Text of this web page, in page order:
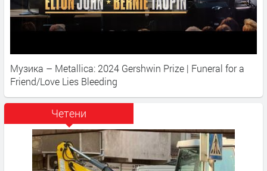
Музика – Metallica: 2024 Gershwin Prize | Funeral for a
Friend/Love Lies Bleeding
Четени